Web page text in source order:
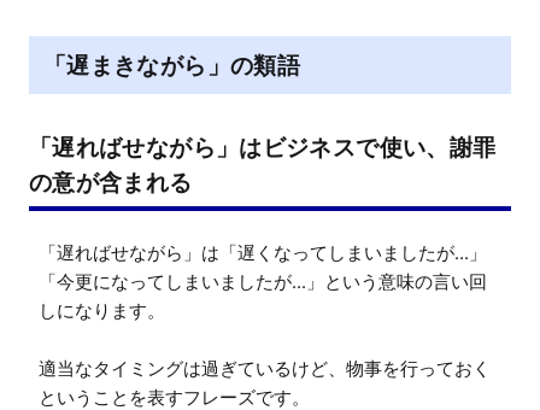
「遅まきながら」の類語
「遅ればせながら」はビジネスで使い、謝罪
の意が含まれる
「遅ればせながら」は「遅くなってしまいましたが...」
「今更になってしまいましたが...」という意味の言い回
しになります。
適当なタイミングは過ぎているけど、物事を行っておく
ということを表すフレーズです。